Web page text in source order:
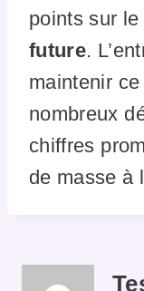
points sur
future.
maintenir
nombreux
chiffres
de masse à